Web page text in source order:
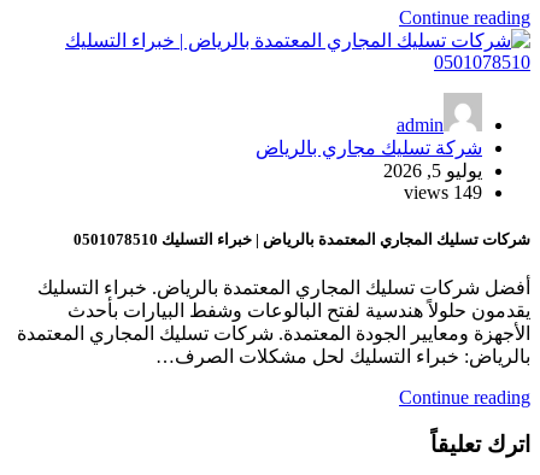
Continue reading
admin
شركة تسليك مجاري بالرياض
يوليو 5, 2026
149 views
شركات تسليك المجاري المعتمدة بالرياض | خبراء التسليك 0501078510
أفضل شركات تسليك المجاري المعتمدة بالرياض. خبراء التسليك
يقدمون حلولاً هندسية لفتح البالوعات وشفط البيارات بأحدث
الأجهزة ومعايير الجودة المعتمدة. شركات تسليك المجاري المعتمدة
بالرياض: خبراء التسليك لحل مشكلات الصرف…
Continue reading
اترك تعليقاً